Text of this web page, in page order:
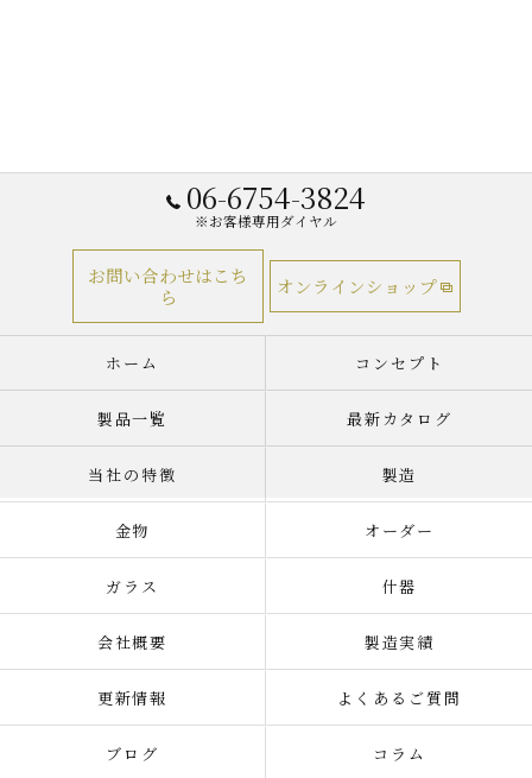
06-6754-3824
※お客様専用ダイヤル
お問い合わせはこち
ら
オンラインショップ
ホーム コンセプト
製品一覧 最新カタログ
当社の特徴 製造
金物 オーダー
ガラス 什器
会社概要 製造実績
更新情報 よくあるご質問
ブログ コラム